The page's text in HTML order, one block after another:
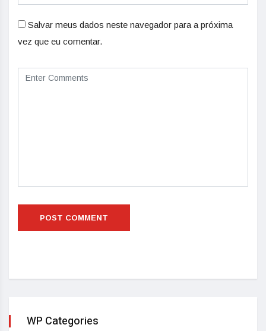
Salvar meus dados neste navegador para a próxima
vez que eu comentar.
WP Categories